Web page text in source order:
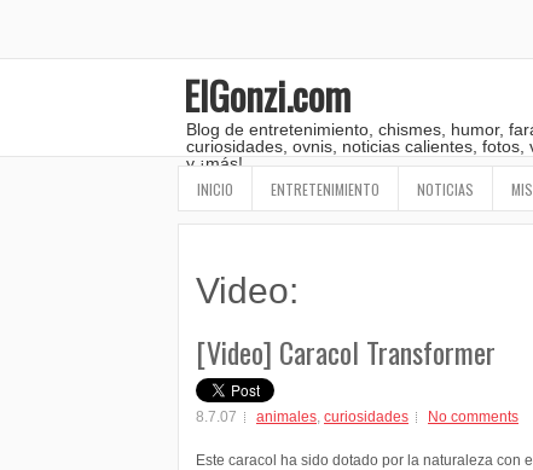
ElGonzi.com
Blog de entretenimiento, chismes, humor,
curiosidades, ovnis, noticias calientes, fotos,
y ¡más!
INICIO ENTRETENIMIENTO NOTICIAS
Video:
[Video] Caracol Transformer
8.7.07 animales, curiosidades No comments
Este caracol ha sido dotado por la naturaleza con